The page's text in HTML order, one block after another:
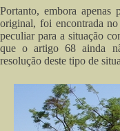
Portanto, embora apenas
original, foi encontrada
peculiar para a situação
que o artigo 68 ainda
resolução deste tipo de